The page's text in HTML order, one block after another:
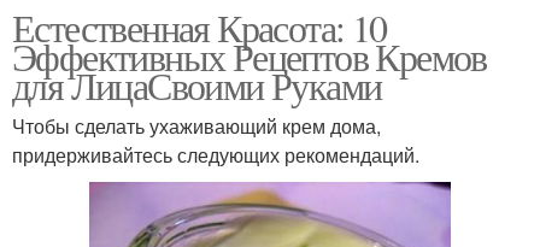
Естественная Красота: 10
Эффективных Рецептов Кремов
для ЛицаСвоими Руками
Чтобы сделать ухаживающий крем дома,
придерживайтесь следующих рекомендаций.